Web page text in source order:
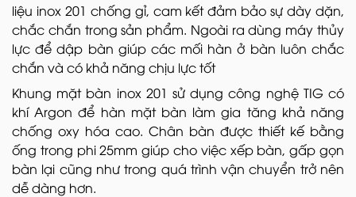
liệu inox 201 chống gỉ, cam kết đảm bảo sự dày dặn,
chắc chắn trong sản phẩm. Ngoài ra dùng máy thủy
lực để dập bàn giúp các mối hàn ở bàn luôn chắc
chắn và có khả năng chịu lực tốt
Khung mặt bàn inox 201 sử dụng công nghệ TIG có
khí Argon để hàn mặt bàn làm gia tăng khả năng
chống oxy hóa cao. Chân bàn được thiết kế bằng
ống trong phi 25mm giúp cho việc xếp bàn, gấp gọn
bàn lại cũng như trong quá trình vận chuyển trở nên
dễ dàng hơn.